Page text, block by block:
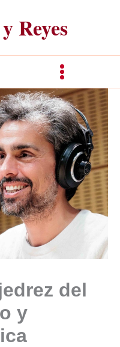
Reyes
del
y